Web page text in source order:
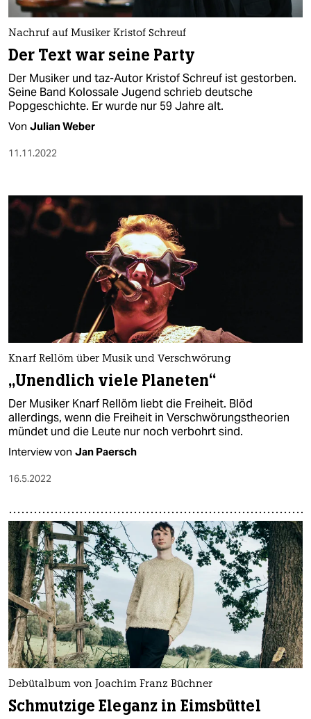
Nachruf auf Musiker Kristof Schreuf
Der Text war seine Party
Der Musiker und taz-Autor Kristof Schreuf ist gestorben.
Seine Band Kolossale Jugend schrieb deutsche
Popgeschichte. Er wurde nur 59 Jahre alt.
Von Julian Weber
11.11.2022
Knarf Rellöm über Musik und Verschwörung
„Unendlich viele Planeten“
Der Musiker Knarf Rellöm liebt die Freiheit. Blöd
allerdings, wenn die Freiheit in Verschwörungstheorien
mündet und die Leute nur noch verbohrt sind.
Interview von Jan Paersch
16.5.2022
Debütalbum von Joachim Franz Büchner
Schmutzige Eleganz in Eimsbüttel